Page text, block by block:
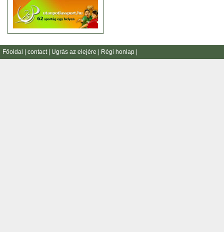
Főoldal | contact | Ugrás az elejére | Régi honlap |